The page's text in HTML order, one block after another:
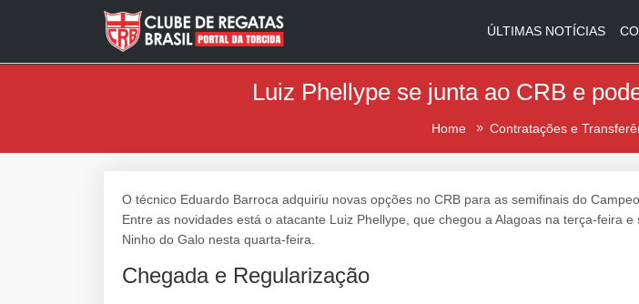
ÚLTIMAS NOTÍCIAS
Luiz Phellype se junta ao CRB e
Home Contratações e
O técnico Eduardo Barroca adquiriu novas opções no CRB para as semifinais do
Entre as novidades está o atacante Luiz Phellype, que chegou a Alagoas na terça-feira e
Ninho do Galo nesta quarta-feira.
Chegada e Regularização